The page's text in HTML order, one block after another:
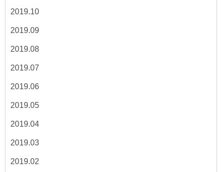
2019.10
2019.09
2019.08
2019.07
2019.06
2019.05
2019.04
2019.03
2019.02